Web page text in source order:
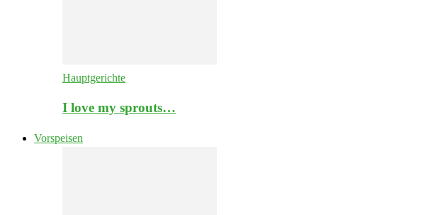
Hauptgerichte
I love my sprouts…
Vorspeisen